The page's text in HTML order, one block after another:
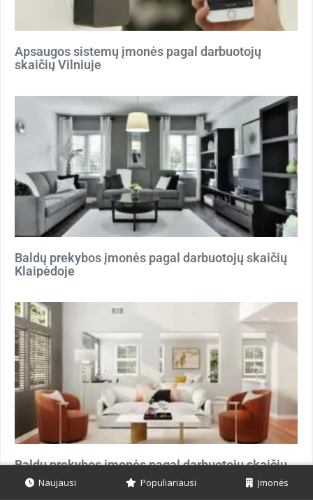
Apsaugos sistemų įmonės pagal darbuotojų
skaičių Vilniuje
Baldų prekybos įmonės pagal darbuotojų skaičių
Klaipėdoje
Baldų prekybos įmonės pagal darbuotojų skaičių
Kaune
Naujausi Populiariausi Įmonės